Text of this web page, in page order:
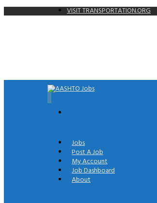
VISIT TRANSPORTATION.ORG
Jobs
Post A Job
My Account
Job Dashboard
About